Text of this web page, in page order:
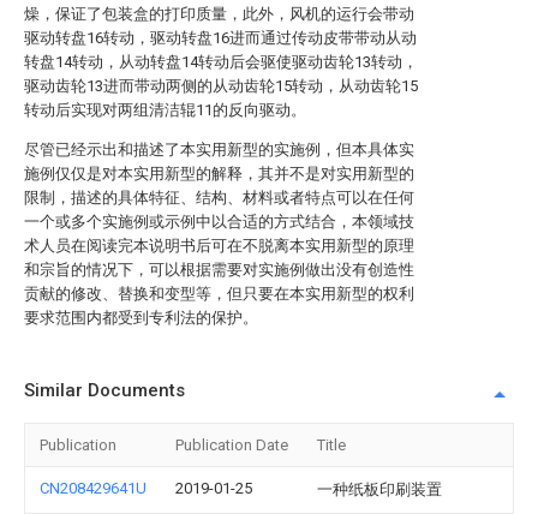
燥，保证了包装盒的打印质量，此外，风机的运行会带动
驱动转盘16转动，驱动转盘16进而通过传动皮带带动从动
转盘14转动，从动转盘14转动后会驱使驱动齿轮13转动，
驱动齿轮13进而带动两侧的从动齿轮15转动，从动齿轮15
转动后实现对两组清洁辊11的反向驱动。
尽管已经示出和描述了本实用新型的实施例，但本具体实
施例仅仅是对本实用新型的解释，其并不是对实用新型的
限制，描述的具体特征、结构、材料或者特点可以在任何
一个或多个实施例或示例中以合适的方式结合，本领域技
术人员在阅读完本说明书后可在不脱离本实用新型的原理
和宗旨的情况下，可以根据需要对实施例做出没有创造性
贡献的修改、替换和变型等，但只要在本实用新型的权利
要求范围内都受到专利法的保护。
Similar Documents
Publication Publication Date Title
CN208429641U 2019-01-25 一种纸板印刷装置